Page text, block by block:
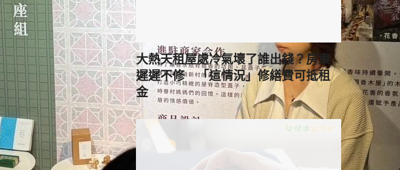
大熱天租屋處冷氣壞了誰出錢？房東
遲遲不修 「這情況」修繕費可抵租
金